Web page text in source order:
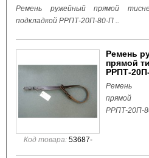
Ремень ружейный прямой
подкладкой РРПТ-20П-80-П ..
Код товара: 53687-
Ремень
прямой
РРПТ-
Ремень
прямой
РРПТ-20П-